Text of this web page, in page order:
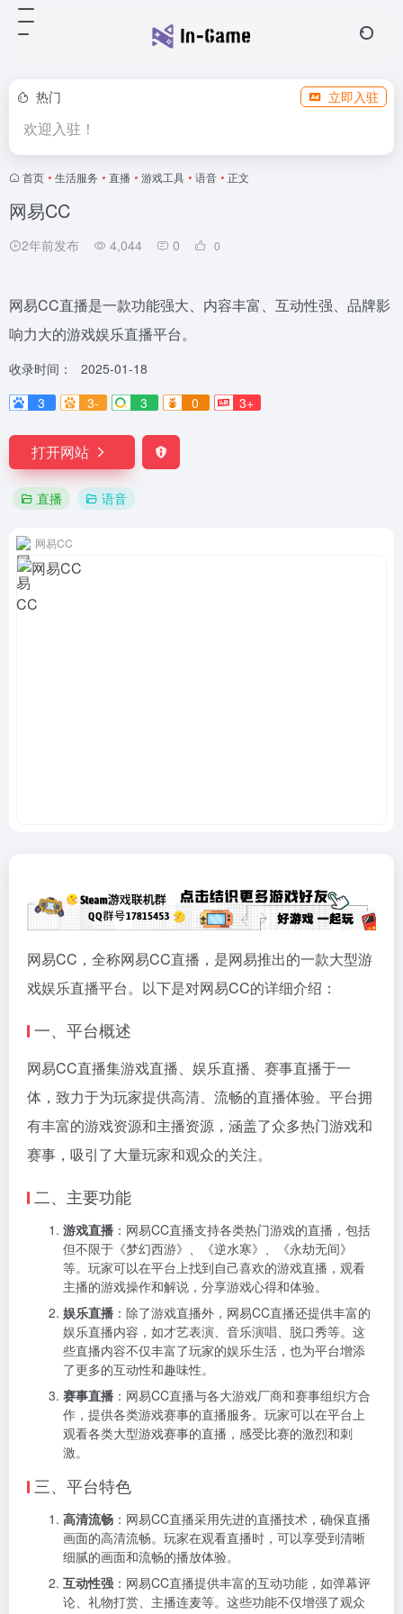
热门 立即入驻
欢迎入驻！
首页 • 生活服务 • 直播 • 游戏工具 • 语音 • 正文
网易CC
2年前发布 4,044 0 0
网易CC直播是一款功能强大、内容丰富、互动性强、品牌影
响力大的游戏娱乐直播平台。
收录时间：
2025-01-18
3
3- 3 0 3+
打开网站
直播 语音
网易CC
网易CC，全称网易CC直播，是网易推出的一款大型游
戏娱乐直播平台。以下是对网易CC的详细介绍：
一、平台概述
网易CC直播集游戏直播、娱乐直播、赛事直播于一
体，致力于为玩家提供高清、流畅的直播体验。平台拥
有丰富的游戏资源和主播资源，涵盖了众多热门游戏和
赛事，吸引了大量玩家和观众的关注。
二、主要功能
游戏直播 ：网易CC直播支持各类热门游戏的直播，包括
但不限于《梦幻西游》、《逆水寒》、《永劫无间》
等。玩家可以在平台上找到自己喜欢的游戏直播，观看
主播的游戏操作和解说，分享游戏心得和体验。
娱乐直播 ：除了游戏直播外，网易CC直播还提供丰富的
娱乐直播内容，如才艺表演、音乐演唱、脱口秀等。这
些直播内容不仅丰富了玩家的娱乐生活，也为平台增添
了更多的互动性和趣味性。
赛事直播 ：网易CC直播与各大游戏厂商和赛事组织方合
作，提供各类游戏赛事的直播服务。玩家可以在平台上
观看各类大型游戏赛事的直播，感受比赛的激烈和刺
激。
三、平台特色
高清流畅 ：网易CC直播采用先进的直播技术，确保直播
画面的高清流畅。玩家在观看直播时，可以享受到清晰
细腻的画面和流畅的播放体验。
互动性强 ：网易CC直播提供丰富的互动功能，如弹幕评
论、礼物打赏、主播连麦等。这些功能不仅增强了观众